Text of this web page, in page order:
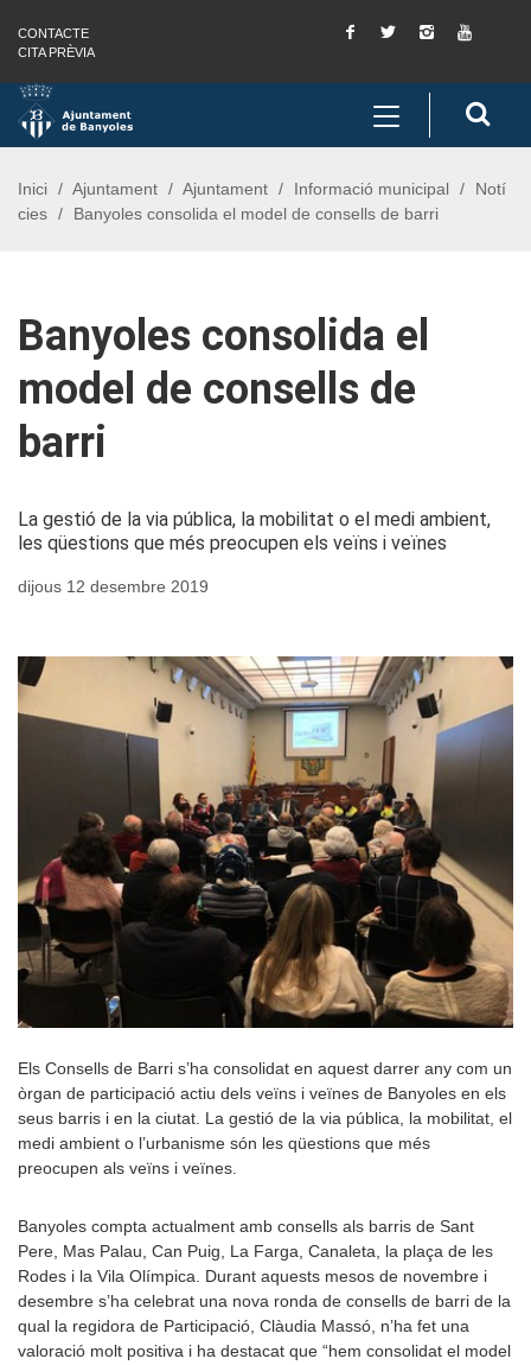
Saltar al contingut
Saltar a la navegació
Informació de contacte
CONTACTE
CITA PRÈVIA
Facebook
Twitter Instagram
Toggle
navigation
Inici Ajuntament Ajuntament Informació municipal
Notí
cies
Banyoles consolida el model de consells de barri
Banyoles consolida el
model de consells de
barri
La gestió de la via pública, la mobilitat o el medi ambient,
les qüestions que més preocupen els veïns i veïnes
dijous 12 desembre 2019
Els Consells de Barri s’ha consolidat en aquest darrer any com un
òrgan de participació actiu dels veïns i veïnes de Banyoles en els
seus barris i en la ciutat. La gestió de la via pública, la mobilitat, el
medi ambient o l’urbanisme són les qüestions que més
preocupen als veïns i veïnes.
Banyoles compta actualment amb consells als barris de Sant
Pere, Mas Palau, Can Puig, La Farga, Canaleta, la plaça de les
Rodes i la Vila Olímpica. Durant aquests mesos de novembre i
desembre s’ha celebrat una nova ronda de consells de barri de la
qual la regidora de Participació, Clàudia Massó, n’ha fet una
valoració molt positiva i ha destacat que “hem consolidat el model